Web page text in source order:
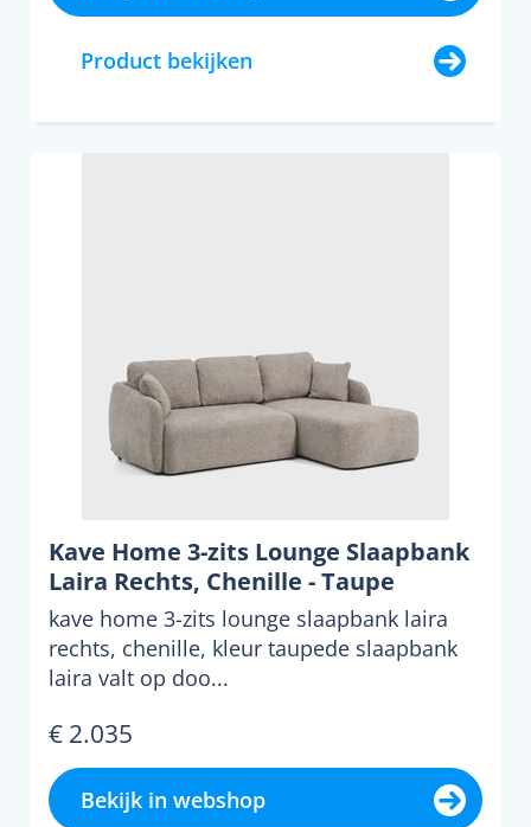
Product bekijken
Kave Home 3-zits Lounge Slaapbank
Laira Rechts, Chenille - Taupe
kave home 3-zits lounge slaapbank laira
rechts, chenille, kleur taupede slaapbank
laira valt op doo...
€ 2.035
Bekijk in webshop